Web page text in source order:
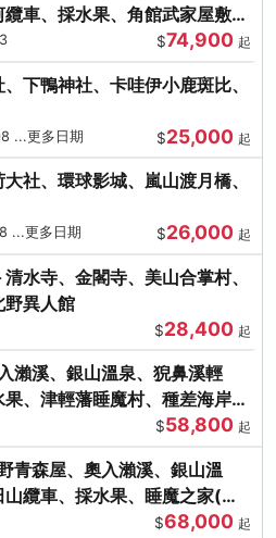
車、採水果、角館武家屋敷
$74,900 起
下鴨神社、卡哇伊小鹿斑比、
...更多日期 $25,000 起
社、環球影城、嵐山渡月橋、
...更多日期 $26,000 起
水寺、金閣寺、美山合掌村、
野異人館
$28,400 起
瀨溪、銀山溫泉、猊鼻溪輕
、津輕藩睡魔村、種差海岸
$58,800 起
青森屋、奧入瀨溪、銀山溫
纜車、採水果、睡魔之家(不
$68,000 起